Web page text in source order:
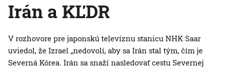
Irán a KĽDR
V rozhovore pre japonskú televíznu stanicu NHK Saar
uviedol, že Izrael „nedovolí, aby sa Irán stal tým, čím je
Severná Kórea. Irán sa snaží nasledovať cestu Severnej